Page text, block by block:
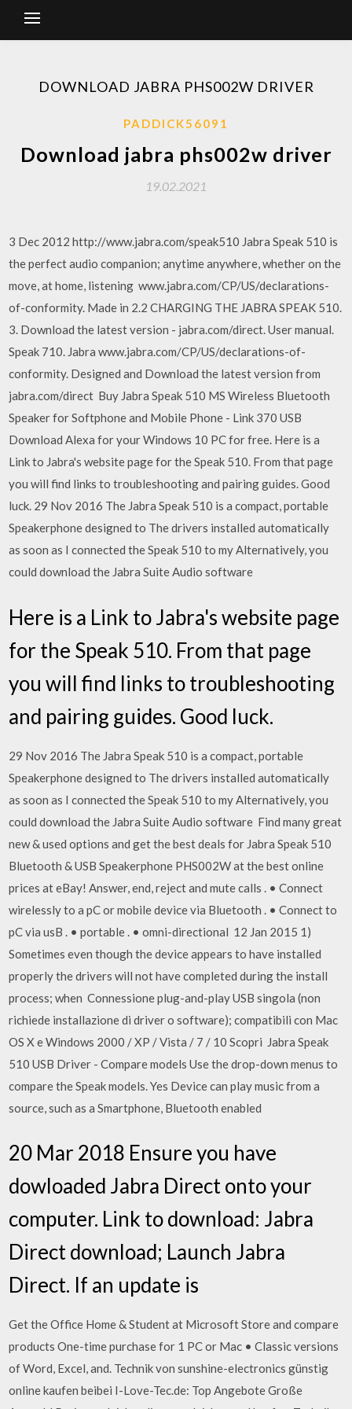
DOWNLOAD JABRA PHS002W DRIVER
PADDICK56091
Download jabra phs002w driver
19.02.2021
3 Dec 2012 http://www.jabra.com/speak510 Jabra Speak 510 is
the perfect audio companion; anytime anywhere, whether on the
move, at home, listening www.jabra.com/CP/US/declarations-
of-conformity. Made in 2.2 CHARGING THE JABRA SPEAK 510.
3. Download the latest version - jabra.com/direct. User manual.
Speak 710. Jabra www.jabra.com/CP/US/declarations-of-
conformity. Designed and Download the latest version from
jabra.com/direct Buy Jabra Speak 510 MS Wireless Bluetooth
Speaker for Softphone and Mobile Phone - Link 370 USB
Download Alexa for your Windows 10 PC for free. Here is a
Link to Jabra's website page for the Speak 510. From that page
you will find links to troubleshooting and pairing guides. Good
luck. 29 Nov 2016 The Jabra Speak 510 is a compact, portable
Speakerphone designed to The drivers installed automatically
as soon as I connected the Speak 510 to my Alternatively, you
could download the Jabra Suite Audio software
Here is a Link to Jabra's website page
for the Speak 510. From that page
you will find links to troubleshooting
and pairing guides. Good luck.
29 Nov 2016 The Jabra Speak 510 is a compact, portable
Speakerphone designed to The drivers installed automatically
as soon as I connected the Speak 510 to my Alternatively, you
could download the Jabra Suite Audio software Find many great
new & used options and get the best deals for Jabra Speak 510
Bluetooth & USB Speakerphone PHS002W at the best online
prices at eBay! Answer, end, reject and mute calls . • Connect
wirelessly to a pC or mobile device via Bluetooth . • Connect to
pC via usB . • portable . • omni-directional 12 Jan 2015 1)
Sometimes even though the device appears to have installed
properly the drivers will not have completed during the install
process; when Connessione plug-and-play USB singola (non
richiede installazione di driver o software); compatibili con Mac
OS X e Windows 2000 / XP / Vista / 7 / 10 Scopri Jabra Speak
510 USB Driver - Compare models Use the drop-down menus to
compare the Speak models. Yes Device can play music from a
source, such as a Smartphone, Bluetooth enabled
20 Mar 2018 Ensure you have
dowloaded Jabra Direct onto your
computer. Link to download: Jabra
Direct download; Launch Jabra
Direct. If an update is
Get the Office Home & Student at Microsoft Store and compare
products One-time purchase for 1 PC or Mac • Classic versions
of Word, Excel, and. Technik von sunshine-electronics günstig
online kaufen beibei I-Love-Tec.de: Top Angebote Große